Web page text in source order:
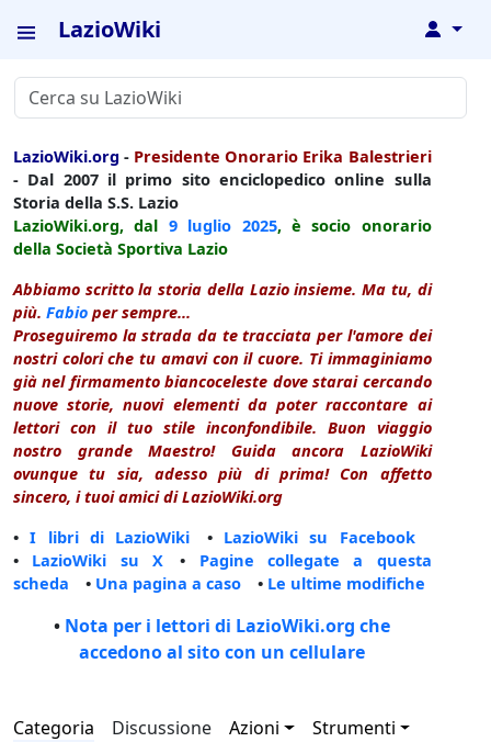
LazioWiki ↓
LazioWiki.org - Presidente Onorario Erika Balestrieri
- Dal 2007 il primo sito enciclopedico online sulla
Storia della S.S. Lazio
LazioWiki.org, dal 9 luglio 2025, è socio onorario
della Società Sportiva Lazio
Abbiamo scritto la storia della Lazio insieme. Ma tu, di
più. Fabio per sempre...
Proseguiremo la strada da te tracciata per l'amore dei
nostri colori che tu amavi con il cuore. Ti immaginiamo
già nel firmamento biancoceleste dove starai cercando
nuove storie, nuovi elementi da poter raccontare ai
lettori con il tuo stile inconfondibile. Buon viaggio
nostro grande Maestro! Guida ancora LazioWiki
ovunque tu sia, adesso più di prima! Con affetto
sincero, i tuoi amici di LazioWiki.org
•I libri di LazioWiki • LazioWiki su Facebook
• LazioWiki su X • Pagine collegate a questa
scheda • Una pagina a caso • Le ultime modifiche
• Nota per i lettori di LazioWiki.org che
accedono al sito con un cellulare
Categoria Discussione Azioni Strumenti